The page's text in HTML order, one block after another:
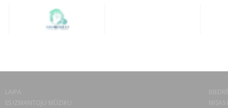
LAIPA
ES IZMANTOJU MŪZIKU